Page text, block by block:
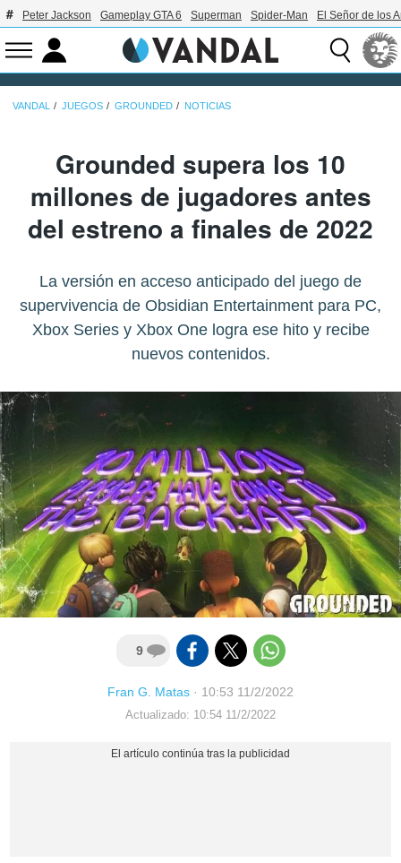
Peter Jackson Gameplay GTA 6 Superman Spider-Man El Señor de los
VANDAL JUEGOS GROUNDED NOTICIAS
Grounded supera los 10
millones de jugadores antes
del estreno a finales de 2022
La versión en acceso anticipado del juego de
supervivencia de Obsidian Entertainment para PC,
Xbox Series y Xbox One logra ese hito y recibe
nuevos contenidos.
9
Fran G. Matas · 10:53 11/2/2022
Actualizado: 10:54 11/2/2022